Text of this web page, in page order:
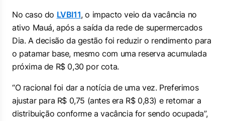
No caso do LVBI11, o impacto veio da vacância no
ativo Mauá, após a saída da rede de supermercados
Dia. A decisão da gestão foi reduzir o rendimento para
o patamar base, mesmo com uma reserva acumulada
próxima de R$ 0,30 por cota.
“O racional foi dar a notícia de uma vez. Preferimos
ajustar para R$ 0,75 (antes era R$ 0,83) e retomar a
distribuição conforme a vacância for sendo ocupada”,